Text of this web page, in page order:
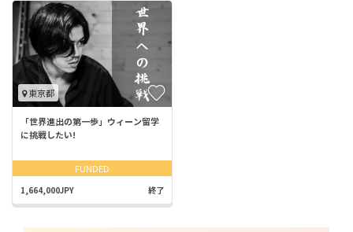
東京都
「世界進出の第一歩」ウィーン留学
に挑戦したい!
FUNDED
1,664,000JPY 終了